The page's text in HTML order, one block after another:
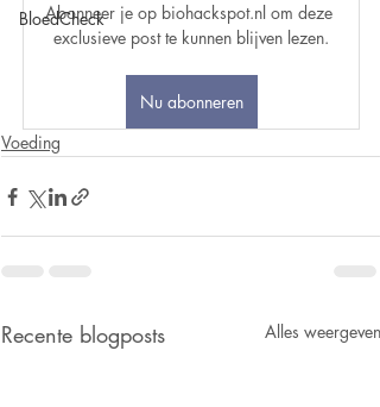
BloedCheck
Abonneer je op biohackspot.nl om deze
exclusieve post te kunnen blijven lezen.
Nu abonneren
Voeding
Recente blogposts Alles weergeven